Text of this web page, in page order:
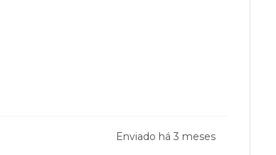
Enviado há 3 meses